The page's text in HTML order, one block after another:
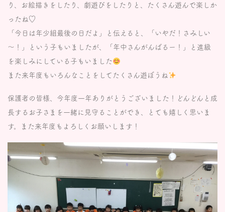
り、お絵描きをしたり、劇遊びをしたりと、たくさん遊んで楽しか
ったね♡
「今日は年少組最後の日だよ」と伝えると、「いやだ！さみしい
～！」という子もいましたが、「年中さんがんばるー！」と進級
を楽しみにしている子もいました
また来年度もいろんなことをしてたくさん遊ぼうね
保護者の皆様、今年度一年ありがとうございました！どんどんと成
長するお子さまを一緒に見守ることができ、とても嬉しく思いま
す。また来年度もよろしくお願いします！